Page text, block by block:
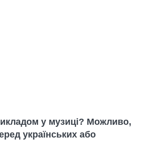
у музиці? Можливо,
українських або